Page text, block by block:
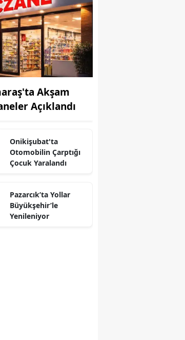
Akşam
Açıklandı
Onikişubat'ta
Otomobilin Çarptığı
Çocuk Yaralandı
Pazarcık’ta Yollar
Büyükşehir’le
Yenileniyor